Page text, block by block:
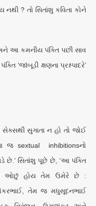
? તો સિતાંશુ કવિતા કોને
આ કમનીય પંક્તિ પછી સાવ
‘જાંબૂડી ક્ષણના પ્રશ્નપાદરે’
સુગાતા ન હો તો જોઈ
જ sextual inhibitionsનો
છે.’ સિતાંશુ પૂછે છે, ‘આ પંક્તિ
ઓછું હોય તેમ ઉમેરે છે :
તેમ જ મધુસૂદનભાઈ